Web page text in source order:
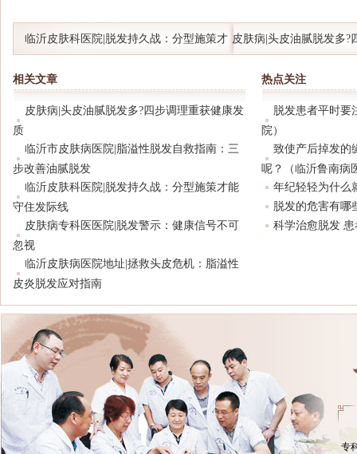
临沂皮肤科医院|脱发持久战：分型施策才
能守住发际线
皮肤病|头皮油腻脱发多?
康发质
相关文章
皮肤病|头皮油腻脱发多?四步调理重获健康发
质
临沂市皮肤病医院|脂溢性脱发自救指南：三
步改善油腻脱发
临沂皮肤科医院|脱发持久战：分型施策才能
守住发际线
皮肤病专科医医院|脱发警示：健康信号不可
忽视
临沂皮肤病医院地址|拯救头皮危机：脂溢性
皮炎脱发应对指南
热点关注
脱发患者平时要
院）
致使产后掉发的
呢？（临沂鲁南病
年纪轻轻为什么
脱发的危害有哪
科学治愈脱发
专